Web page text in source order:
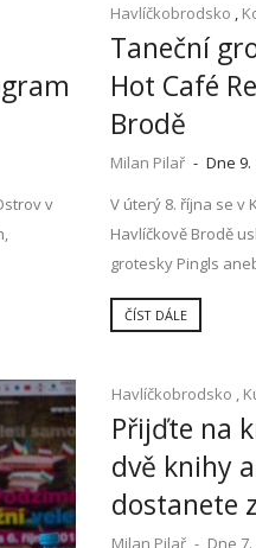
v
Havlíčkobrodsko ,
Taneční
Hot Café
Brodě
Milan Pilař - Dne 9.
V úterý 8. října se v
Havlíčkově Brodě
grotesky Pingls
ČÍST DÁLE
Havlíčkobrodsko ,
Přijďte na
dvě knihy
dostanete
Milan Pilař - Dne 7.